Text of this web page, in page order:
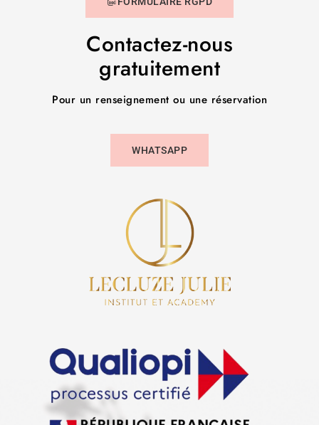
Contactez-nous
gratuitement
Pour un renseignement ou une réservation
WHATSAPP